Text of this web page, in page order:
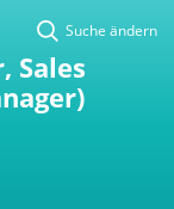
Suche ändern
Sales